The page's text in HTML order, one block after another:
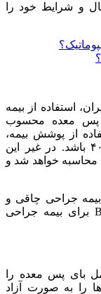
و شرایط خود را
استفاده از بیمه
پس معده محسوب
از پوشش بیمه،
شاخص توده بدنی (BMI) شما باید بیش از ۴۰ باشد. در غیر این
محاسبه خواهد شد و
جراحی چاقی و
نحوه محاسبه BMI، می‌توانید به مقاله “BMI برای بیمه جراحی
بای پس معده را
را به صورت آزاد